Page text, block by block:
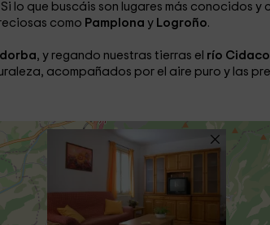
Si lo que buscáis son lugares más conocidos
como Pamplona y Logroño.
, y regando nuestras tierras el río
acompañados por el aire puro y las